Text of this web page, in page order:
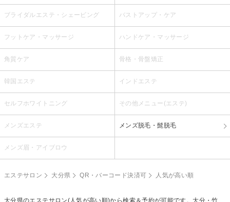
ブライダルエステ・シェービング バストアップ・ケア
フットケア・マッサージ ハンドケア・マッサージ
角質ケア 骨格・骨盤矯正
韓国エステ インドエステ
セルフホワイトニング その他メニュー(エステ)
メンズエステ メンズ脱毛・髭脱毛
メンズ眉・アイブロウ
エステサロン 大分県 QR・バーコード決済可 人気が高い順
大分県のエステサロン(人気が高い順)から検索＆予約が可能です。大分・竹